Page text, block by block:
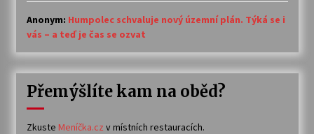
Anonym: Humpolec schvaluje nový územní plán. Týká se i
vás – a teď je čas se ozvat
Přemýšlíte kam na oběd?
Zkuste Meníčka.cz v místních restauracích.